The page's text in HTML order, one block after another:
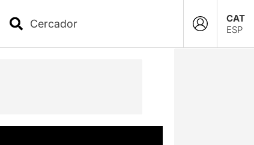
CAT
ESP